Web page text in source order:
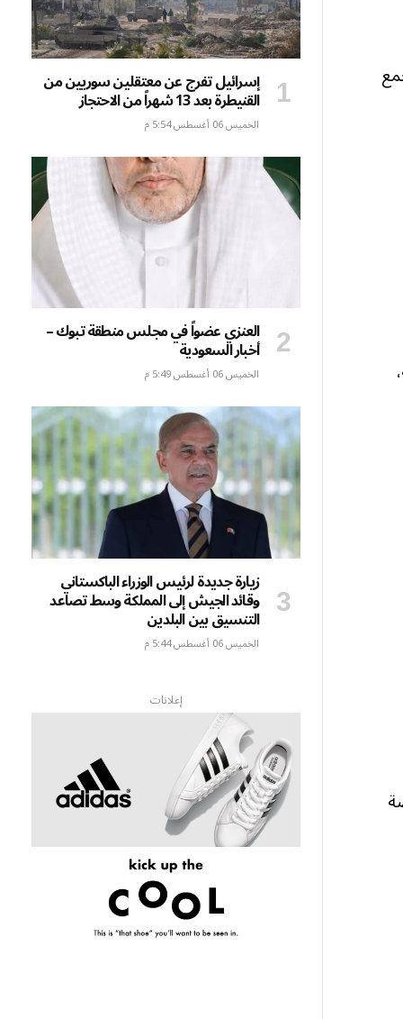
إسرائيل تفرج عن معتقلين سوريين من
القنيطرة بعد 13 شهراً من الاحتجاز
الخميس 06 أغسطس 5:54 م
العنزي عضواً في مجلس منطقة تبوك –
أخبار السعودية
الخميس 06 أغسطس 5:49 م
زيارة جديدة لرئيس الوزراء الباكستاني
وقائد الجيش إلى المملكة وسط تصاعد
التنسيق بين البلدين
الخميس 06 أغسطس 5:44 م
إعلانات